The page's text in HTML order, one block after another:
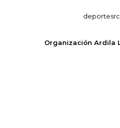
Organización Ardila